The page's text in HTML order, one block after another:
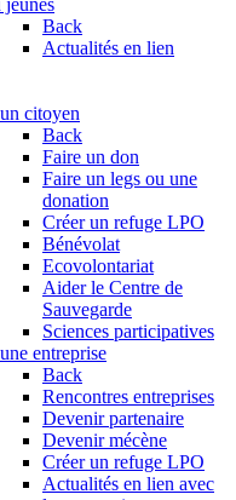
jeunes
Back
Actualités en lien
citoyen
Back
Faire un don
Faire un legs ou une
donation
Créer un refuge LPO
Bénévolat
Ecovolontariat
Aider le Centre de
Sauvegarde
Sciences participatives
entreprise
Back
Rencontres entreprises
Devenir partenaire
Devenir mécène
Créer un refuge LPO
Actualités en lien avec